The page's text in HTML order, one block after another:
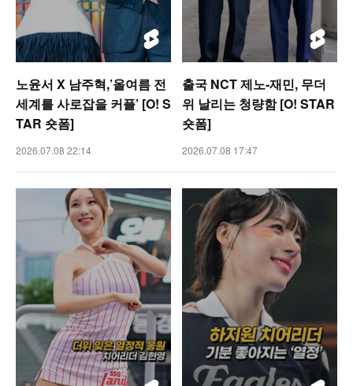
노윤서 X 남주혁,’올여름 전
세계를 사로잡을 커플’ [O! S
TAR 숏폼]
2026.07.08 22:14
출국 NCT 제노-재민, 무더
위 날리는 청량함 [O! STAR
숏폼]
2026.07.08 17:47